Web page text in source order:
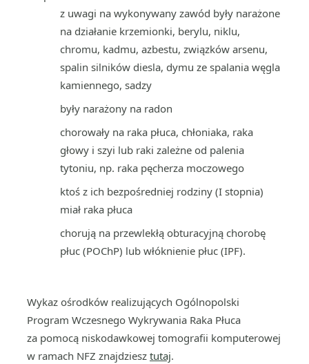
z uwagi na wykonywany zawód były narażone
na działanie krzemionki, berylu, niklu,
chromu, kadmu, azbestu, związków arsenu,
spalin silników diesla, dymu ze spalania węgla
kamiennego, sadzy
były narażony na radon
chorowały na raka płuca, chłoniaka, raka
głowy i szyi lub raki zależne od palenia
tytoniu, np. raka pęcherza moczowego
ktoś z ich bezpośredniej rodziny (I stopnia)
miał raka płuca
chorują na przewlekłą obturacyjną chorobę
płuc (POChP) lub włóknienie płuc (IPF).
Wykaz ośrodków realizujących Ogólnopolski
Program Wczesnego Wykrywania Raka Płuca
za pomocą niskodawkowej tomografii komputerowej
w ramach NFZ znajdziesz tutaj.